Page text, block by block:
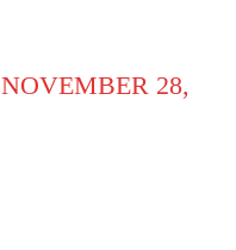
NOVEMBER 28,